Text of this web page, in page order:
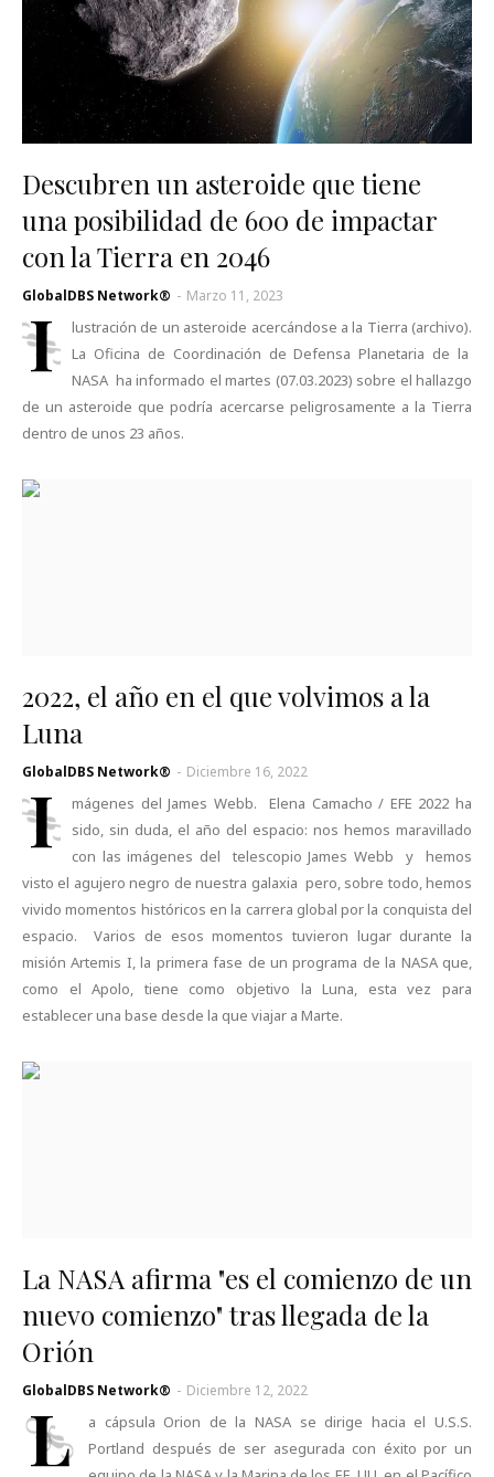
Descubren un asteroide que tiene
una posibilidad de 600 de impactar
con la Tierra en 2046
GlobalDBS Network® - Marzo 11, 2023
I
lustración de un asteroide acercándose a la Tierra (archivo).
La Oficina de Coordinación de Defensa Planetaria de la
NASA ha informado el martes (07.03.2023) sobre el hallazgo
de un asteroide que podría acercarse peligrosamente a la Tierra
dentro de unos 23 años.
2022, el año en el que volvimos a la
Luna
GlobalDBS Network® - Diciembre 16, 2022
I
mágenes del James Webb. Elena Camacho / EFE 2022 ha
sido, sin duda, el año del espacio: nos hemos maravillado
con las imágenes del telescopio James Webb y hemos
visto el agujero negro de nuestra galaxia pero, sobre todo, hemos
vivido momentos históricos en la carrera global por la conquista del
espacio. Varios de esos momentos tuvieron lugar durante la
misión Artemis I, la primera fase de un programa de la NASA que,
como el Apolo, tiene como objetivo la Luna, esta vez para
establecer una base desde la que viajar a Marte.
La NASA afirma "es el comienzo de un
nuevo comienzo" tras llegada de la
Orión
GlobalDBS Network® - Diciembre 12, 2022
L
a cápsula Orion de la NASA se dirige hacia el U.S.S.
Portland después de ser asegurada con éxito por un